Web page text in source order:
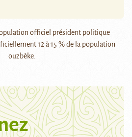
12 à 15 % de la population
ouzbèke.